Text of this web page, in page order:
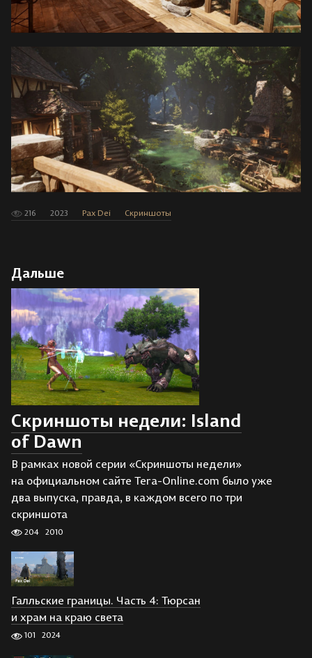
216 2023 Pax Dei Скриншоты
Дальше
Скриншоты недели: Island
of Dawn
В рамках новой серии «Скриншоты недели»
на официальном сайте Tera-Online.com было уже
два выпуска, правда, в каждом всего по три
скриншота
204 2010
Галльские границы. Часть 4: Тюрсан
и храм на краю света
101 2024